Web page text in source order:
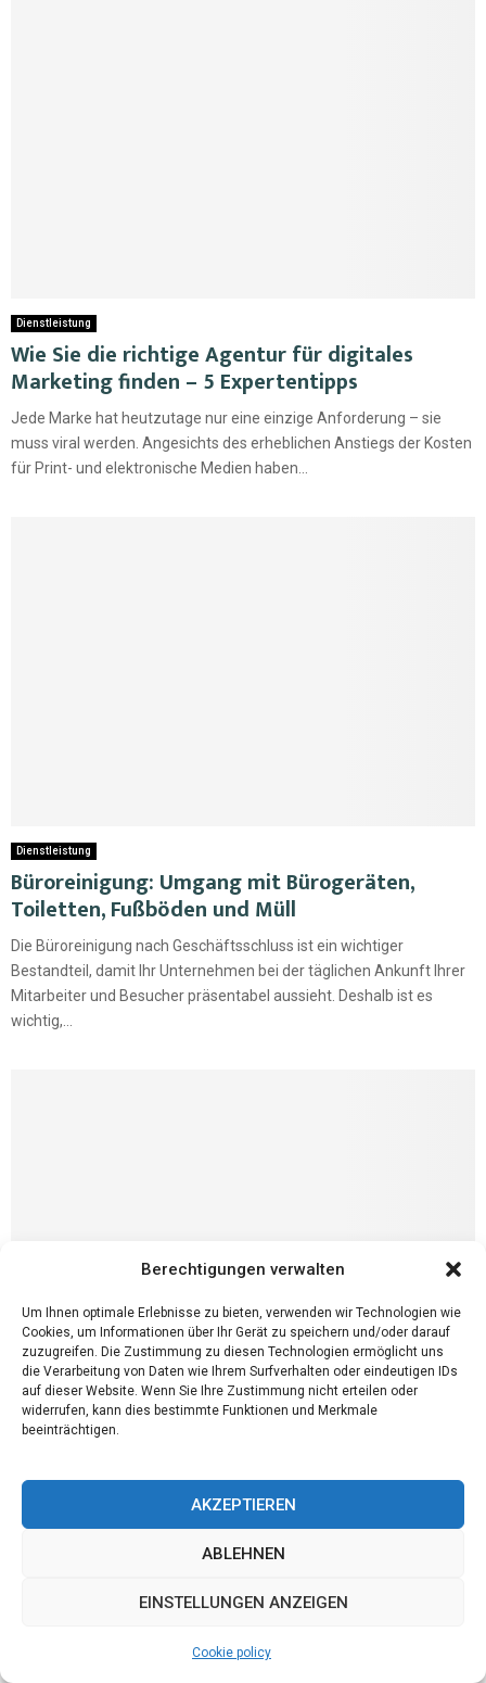
Berechtigungen verwalten
Um Ihnen optimale Erlebnisse zu bieten, verwenden wir Technologien wie
Cookies, um Informationen über Ihr Gerät zu speichern und/oder darauf
zuzugreifen. Die Zustimmung zu diesen Technologien ermöglicht uns
die Verarbeitung von Daten wie Ihrem Surfverhalten oder eindeutigen IDs
auf dieser Website. Wenn Sie Ihre Zustimmung nicht erteilen oder
widerrufen, kann dies bestimmte Funktionen und Merkmale
beeinträchtigen.
AKZEPTIEREN
ABLEHNEN
EINSTELLUNGEN ANZEIGEN
Cookie policy
Dienstleistung
Wie Sie die richtige Agentur für digitales
Marketing finden – 5 Expertentipps
Jede Marke hat heutzutage nur eine einzige Anforderung – sie
muss viral werden. Angesichts des erheblichen Anstiegs der Kosten
für Print- und elektronische Medien haben...
Dienstleistung
Büroreinigung: Umgang mit Bürogeräten,
Toiletten, Fußböden und Müll
Die Büroreinigung nach Geschäftsschluss ist ein wichtiger
Bestandteil, damit Ihr Unternehmen bei der täglichen Ankunft Ihrer
Mitarbeiter und Besucher präsentabel aussieht. Deshalb ist es
wichtig,...
Dienstleistung
Was ist ein Smart Key (auch bekannt als
Ein schlüsselloses Zündsystem oder ein SmartKey ist eine
elektronische Methode, die den Zugang sowohl zur Einfahrt als
auch zur Motorsteuerung eines Fahrzeugs ermöglicht. Siemens